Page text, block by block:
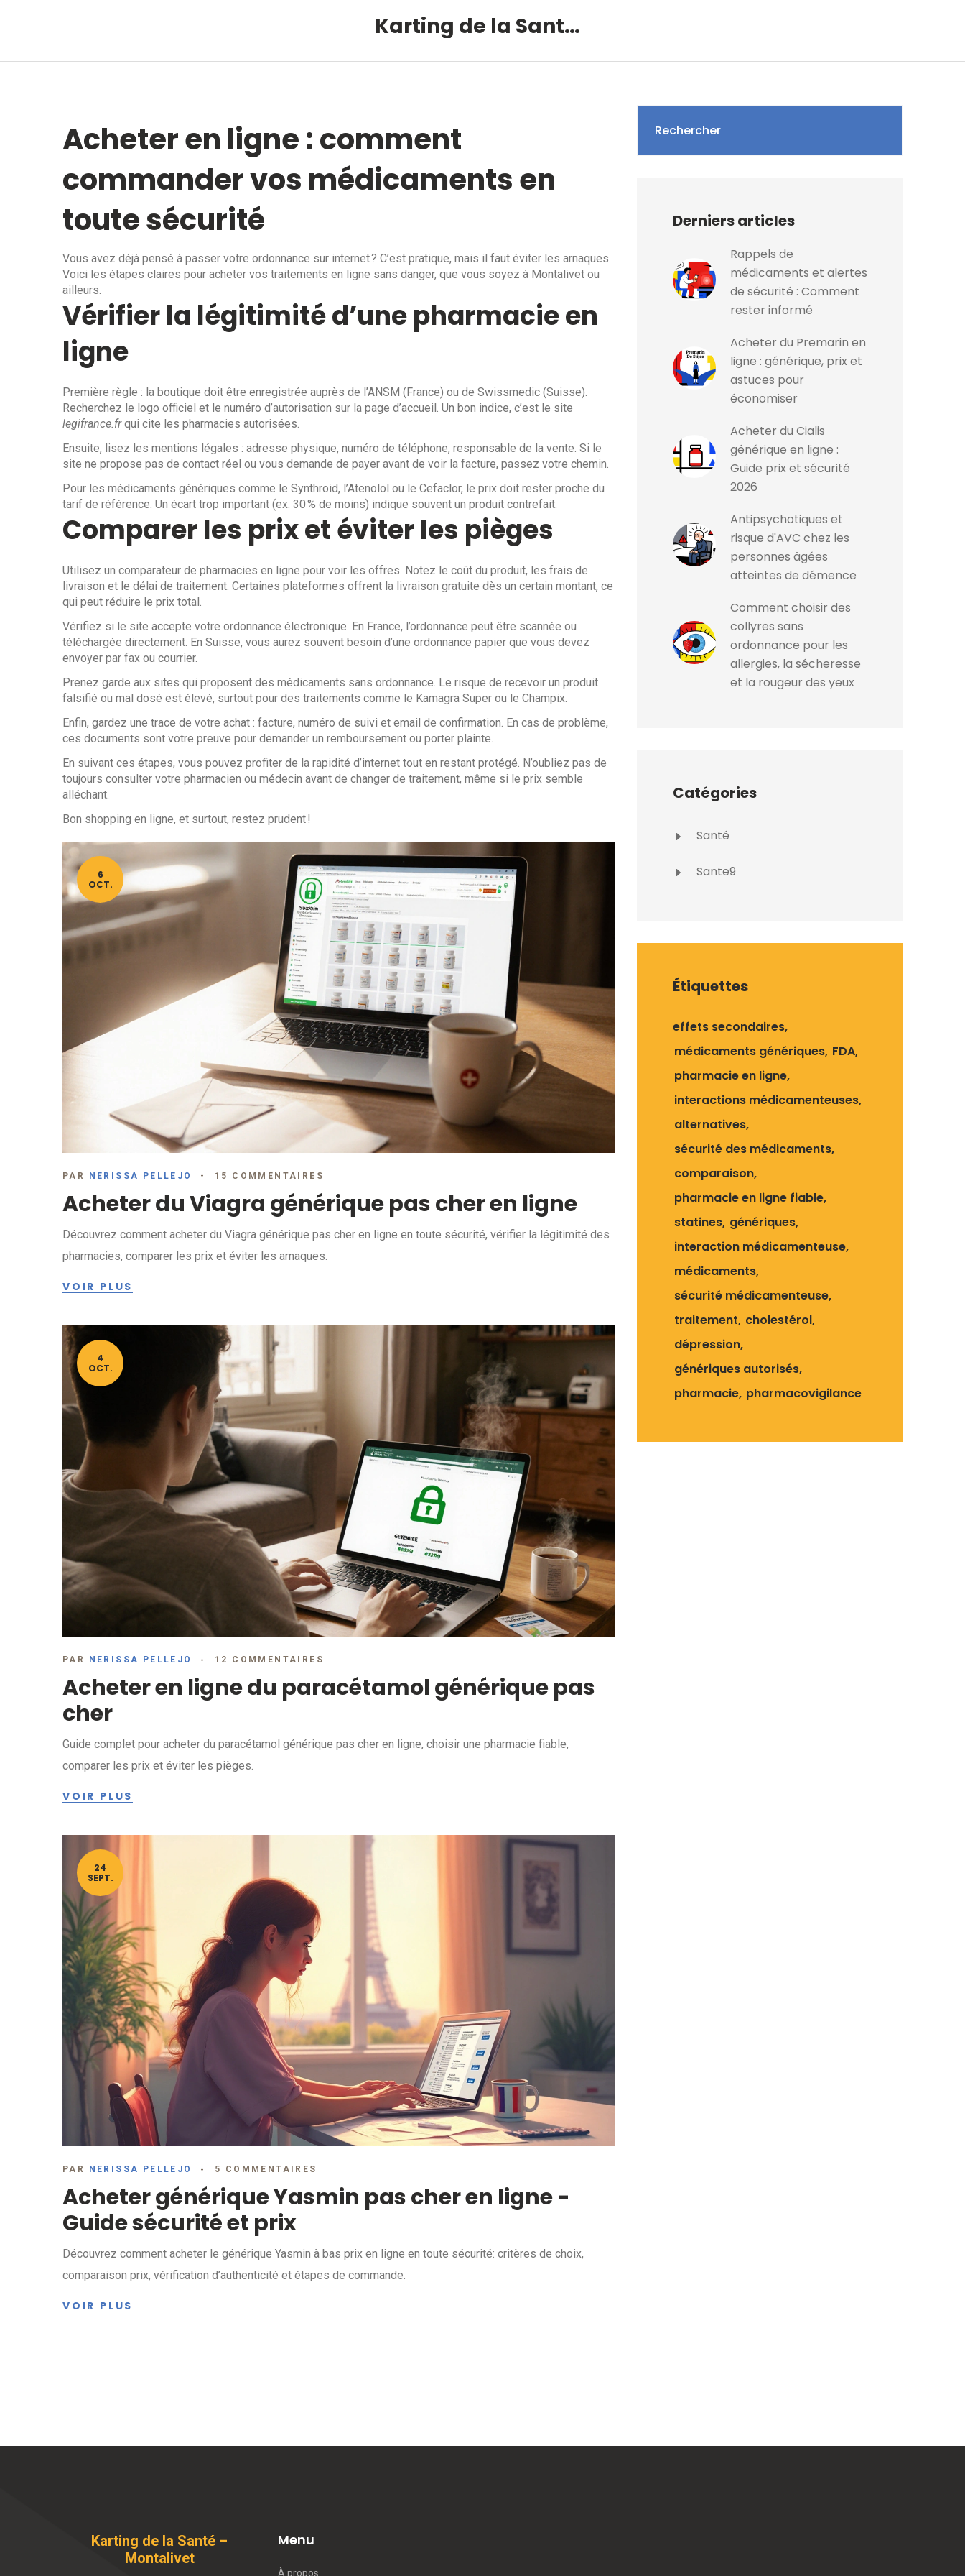
Karting de la Santé – Montalivet
Acheter en ligne : comment
commander vos médicaments en
toute sécurité
Vous avez déjà pensé à passer votre ordonnance sur internet ? C’est pratique, mais il faut éviter les arnaques.
Voici les étapes claires pour acheter vos traitements en ligne sans danger, que vous soyez à Montalivet ou
ailleurs.
Vérifier la légitimité d’une pharmacie en
ligne
Première règle : la boutique doit être enregistrée auprès de l’ANSM (France) ou de Swissmedic (Suisse).
Recherchez le logo officiel et le numéro d’autorisation sur la page d’accueil. Un bon indice, c’est le site
legifrance.frqui cite les pharmacies autorisées.
Ensuite, lisez les mentions légales : adresse physique, numéro de téléphone, responsable de la vente. Si le
site ne propose pas de contact réel ou vous demande de payer avant de voir la facture, passez votre chemin.
Pour les médicaments génériques comme le Synthroid, l’Atenolol ou le Cefaclor, le prix doit rester proche du
tarif de référence. Un écart trop important (ex. 30 % de moins) indique souvent un produit contrefait.
Comparer les prix et éviter les pièges
Utilisez un comparateur de pharmacies en ligne pour voir les offres. Notez le coût du produit, les frais de
livraison et le délai de traitement. Certaines plateformes offrent la livraison gratuite dès un certain montant, ce
qui peut réduire le prix total.
Vérifiez si le site accepte votre ordonnance électronique. En France, l’ordonnance peut être scannée ou
téléchargée directement. En Suisse, vous aurez souvent besoin d’une ordonnance papier que vous devez
envoyer par fax ou courrier.
Prenez garde aux sites qui proposent des médicaments sans ordonnance. Le risque de recevoir un produit
falsifié ou mal dosé est élevé, surtout pour des traitements comme le Kamagra Super ou le Champix.
Enfin, gardez une trace de votre achat : facture, numéro de suivi et email de confirmation. En cas de problème,
ces documents sont votre preuve pour demander un remboursement ou porter plainte.
En suivant ces étapes, vous pouvez profiter de la rapidité d’internet tout en restant protégé. N’oubliez pas de
toujours consulter votre pharmacien ou médecin avant de changer de traitement, même si le prix semble
alléchant.
Bon shopping en ligne, et surtout, restez prudent !
6
OCT.
PAR NERISSA PELLEJO 15 COMMENTAIRES
Acheter du Viagra générique pas cher en ligne
Découvrez comment acheter du Viagra générique pas cher en ligne en toute sécurité, vérifier la légitimité des
pharmacies, comparer les prix et éviter les arnaques.
VOIR PLUS
4
OCT.
PAR NERISSA PELLEJO 12 COMMENTAIRES
Acheter en ligne du paracétamol générique pas
cher
Guide complet pour acheter du paracétamol générique pas cher en ligne, choisir une pharmacie fiable,
comparer les prix et éviter les pièges.
VOIR PLUS
24
SEPT.
PAR NERISSA PELLEJO 5 COMMENTAIRES
Acheter générique Yasmin pas cher en ligne -
Guide sécurité et prix
Découvrez comment acheter le générique Yasmin à bas prix en ligne en toute sécurité: critères de choix,
comparaison prix, vérification d’authenticité et étapes de commande.
VOIR PLUS
Rechercher
Derniers articles
Rappels de
médicaments et alertes
de sécurité : Comment
rester informé
Acheter du Premarin en
ligne : générique, prix et
astuces pour
économiser
Acheter du Cialis
générique en ligne :
Guide prix et sécurité
2026
Antipsychotiques et
risque d'AVC chez les
personnes âgées
atteintes de démence
Comment choisir des
collyres sans
ordonnance pour les
allergies, la sécheresse
et la rougeur des yeux
Catégories
Santé
Sante9
Étiquettes
effets secondaires
médicaments génériques FDA
pharmacie en ligne
interactions médicamenteuses
alternatives
sécurité des médicaments
comparaison
pharmacie en ligne fiable
statines génériques
interaction médicamenteuse
médicaments
sécurité médicamenteuse
traitement cholestérol
dépression
génériques autorisés
pharmacie pharmacovigilance
Karting de la Santé –
Montalivet
Menu
À propos